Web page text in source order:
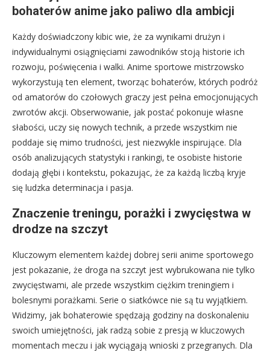
bohaterów anime jako paliwo dla ambicji
Każdy doświadczony kibic wie, że za wynikami drużyn i
indywidualnymi osiągnięciami zawodników stoją historie ich
rozwoju, poświęcenia i walki. Anime sportowe mistrzowsko
wykorzystują ten element, tworząc bohaterów, których podróż
od amatorów do czołowych graczy jest pełna emocjonujących
zwrotów akcji. Obserwowanie, jak postać pokonuje własne
słabości, uczy się nowych technik, a przede wszystkim nie
poddaje się mimo trudności, jest niezwykle inspirujące. Dla
osób analizujących statystyki i rankingi, te osobiste historie
dodają głębi i kontekstu, pokazując, że za każdą liczbą kryje
się ludzka determinacja i pasja.
Znaczenie treningu, porażki i zwycięstwa w
drodze na szczyt
Kluczowym elementem każdej dobrej serii anime sportowego
jest pokazanie, że droga na szczyt jest wybrukowana nie tylko
zwycięstwami, ale przede wszystkim ciężkim treningiem i
bolesnymi porażkami. Serie o siatkówce nie są tu wyjątkiem.
Widzimy, jak bohaterowie spędzają godziny na doskonaleniu
swoich umiejętności, jak radzą sobie z presją w kluczowych
momentach meczu i jak wyciągają wnioski z przegranych. Dla